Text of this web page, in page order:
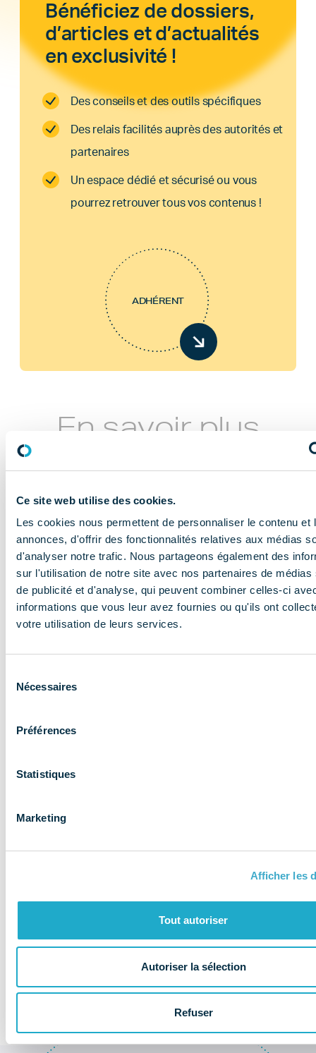
Ce site web utilise des cookies.
Les cookies nous permettent de personnaliser le contenu et
annonces, d'offrir des fonctionnalités relatives aux médias
d'analyser notre trafic. Nous partageons également des
sur l'utilisation de notre site avec nos partenaires de médias
de publicité et d'analyse, qui peuvent combiner celles-ci
informations que vous leur avez fournies ou qu'ils ont
votre utilisation de leurs services.
Nécessaires
Préférences
Statistiques
Marketing
Afficher les
Tout autoriser
Autoriser la sélection
Refuser
Bénéficiez de dossiers,
d’articles et d’actualités
en exclusivité !
Des conseils et des outils spécifiques
Des relais facilités auprès des autorités et
partenaires
Un espace dédié et sécurisé ou vous
pourrez retrouver tous vos contenus !
ADHÉRENT
En savoir plus
NOS MISSIONS
Le COMIDENT
apporte son
entreprises et
les accompagne
Au coeur de la
santé dentaire